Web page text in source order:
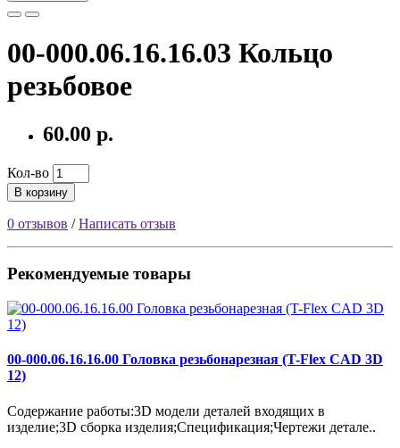
00-000.06.16.16.03 Кольцо
резьбовое
60.00 р.
Кол-во
В корзину
0 отзывов /Написать отзыв
Рекомендуемые товары
00-000.06.16.16.00 Головка резьбонарезная (T-Flex CAD 3D
12)
Содержание работы:3D модели деталей входящих в
изделие;3D сборка изделия;Спецификация;Чертежи детале..